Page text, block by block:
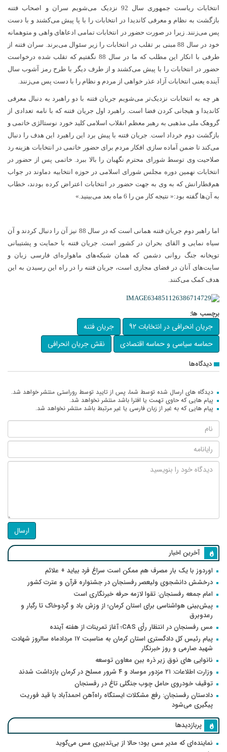
انتخابات ریاست جمهوری سال 92 نزدیک می‌شویم سران و اصحاب فتنه
بازگشت به نظام و معرفی کاندیدا در انتخابات را با پا پیش می‌کشند و با دست
پس می‌زنند. زیرا در صورت حضور در انتخابات تمامی ادعاهای واهی و متوهمانه
خود در سال 88 مبنی بر تقلب در انتخابات را زیر سئوال می‌برند. سران فتنه از
طرفی با انکار این مطلب که ما در سال 88 نگفتیم که تقلب شده درخواست
حضور در انتخابات را با پیش می‌کشند و از طرف دیگر با طرح رمز آشوب سال
آینده یعنی انتخابات آزاد عذر خواهی از مردم و نظام را با دست پس می‌زنند.
هر چه به انتخابات نزدیک‌تر می‌شویم جریان فتنه با دو راهبرد به دنبال معرفی
کاندیدا و هیجانی کردن فضا است. راهبرد اول جریان فتنه که با نامه تعدادی از
گروهک ملی مذهبی به رهبر معظم انقلاب اسلامی کلید خورد نوستالژی خاتمی و
بازگشت دوم خرداد است. جریان فتنه با پیش برد این راهبرد این هدف را دنبال
می‌کند تا ضمن آماده سازی افکار مردم برای حضور خاتمی در انتخابات هزینه رد
صلاحیت وی توسط شورای محترم نگهبان را بالا ببرد. خاتمی پس از حضور در
انتخابات نهمین دوره مجلس شورای اسلامی در حوزه انتخابیه دماوند در جواب
هم‌قطارانش که به وی به جهت حضور در انتخابات اعتراض کرده بودند، خطاب
به آن‌ها گفته بود:« نتیجه کار من را 6 ماه بعد می‌بینید.»
اما راهبر دوم جریان فتنه همانی است که در سال 88 نیز آن را دنبال کردند و آن
سیاه نمایی و القای بحران در کشور است. جریان فتنه با حمایت و پشتیبانی
توپخانه جنگ روانی دشمن که همان شبکه‌های ماهواره‌ای فارسی زبان و
سایت‌های آنان در فضای مجازی است، جریان فتنه را در راه این رسیدن به این
هدف کمک می‌کنند.
برچسب ها:
جریان انحرافی در انتخابات 92
جریان فتنه
حماسه سیاسی و حماسه اقتصادی
نقش جریان انحرافی
دیدگاه‌ها
دیدگاه های ارسال شده توسط شما، پس از تایید توسط روراستی منتشر خواهد شد.
پیام هایی که حاوی تهمت یا افترا باشد منتشر نخواهد شد.
پیام هایی که به غیر از زبان فارسی یا غیر مرتبط باشد منتشر نخواهد شد.
ارسال
آخرین اخبار
اوردوز با یک بار مصرف هم ممکن است سراغ فرد بیاید + علائم
درخشش دانشجوی ولیعصر رفسنجان در جشنواره قرآن و عترت کشور
امام جمعه رفسنجان: تقوا لازمه حرفه خبرنگاری است
پیش‌بینی هواشناسی برای استان کرمان؛ از وزش باد و گردوخاک تا رگبار و
رعدوبرق
مس رفسنجان در انتظار رأی CAS؛ آغاز تمرینات از هفته آینده
پیام رئیس کل دادگستری استان کرمان به مناسبت ۱۷ مردادماه سالروز شهادت
شهید صارمی و روز خبرنگار
نانوایی های نوق زیر ذره بین معاون توسعه
وزارت اطلاعات: ۲۱ مزدور موساد و ۴ شرور مسلح در کرمان بازداشت شدند
توقیف خودروی حامل چوب جنگلی تاغ در رفسنجان
دادستان رفسنجان: رفع مشکلات ایستگاه راه‌آهن احمدآباد با قید فوریت
پیگیری می‌شود
پربازدیدها
نماینده‌ای که مدیر مس بود؛ حالا از بی‌تدبیری مس می‌گوید